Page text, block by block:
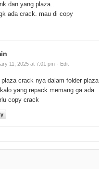
dan yang plaza..
ada crack. mau di copy
11, 2025 at 7:01 pm · Edit
plaza crack nya dalam folder plaza
yang repack memang ga ada
copy crack